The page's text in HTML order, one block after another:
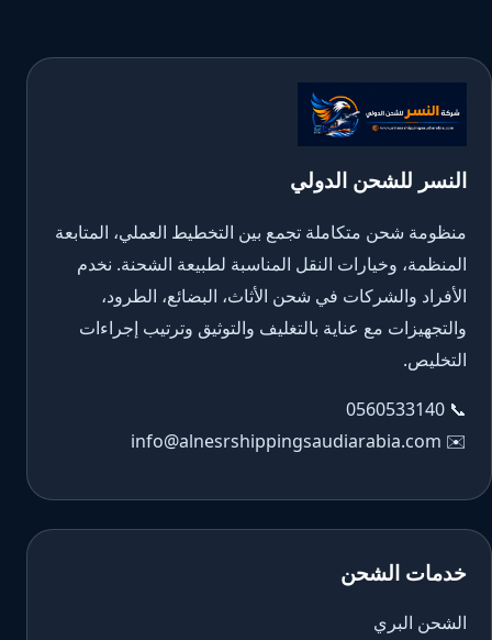
النسر للشحن الدولي
منظومة شحن متكاملة تجمع بين التخطيط العملي، المتابعة
المنظمة، وخيارات النقل المناسبة لطبيعة الشحنة. نخدم
الأفراد والشركات في شحن الأثاث، البضائع، الطرود،
والتجهيزات مع عناية بالتغليف والتوثيق وترتيب إجراءات
التخليص.
📞
0560533140
✉️
info@alnesrshippingsaudiarabia.com
خدمات الشحن
الشحن البري